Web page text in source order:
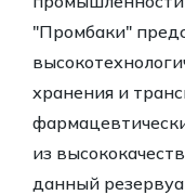
"Промбаки"
хранения и
из
данный